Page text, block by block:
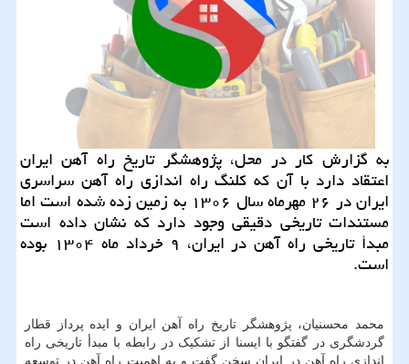
به گزارش کار در محل، پژوهشگر تاریخ راه آهن ایران
اعتقاد دارد با آن که کلنگ راه اندازی راه آهن سراسری
ایران در ۲۶ مهرماه سال ۱۳۰۶ به زمین زده شده است اما
مستندات تاریخی دقیقی وجود دارد که نشان داده است
مبدأ تاریخی راه آهن در ایران، ۹ خرداد ماه ۱۳۰۴ بوده
است.
محمد محسنیان، پژوهشگر تاریخ راه آهن ایران و ایده پرداز قطار
گردشگری در گفتگو با ایسنا از تشکیک در رابطه با مبدأ تاریخی راه
اندازی راه آهن در ایران سخن گفت و به اهمیت راه آهن در توسعه